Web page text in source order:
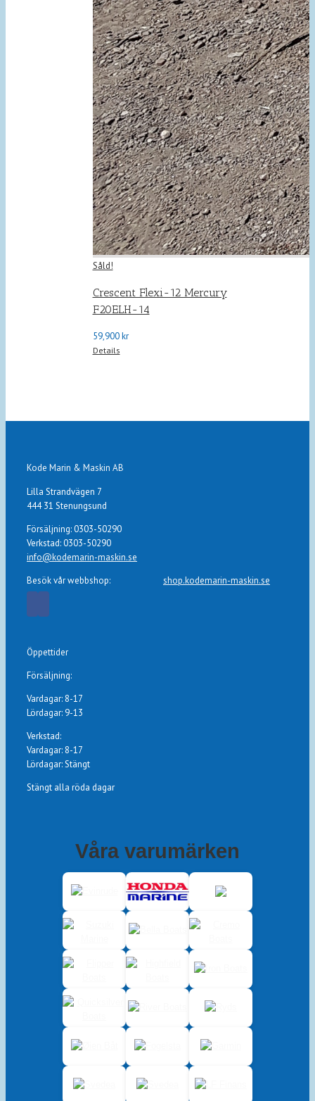
Såld!
Crescent Flexi-12 Mercury
F20ELH-14
59,900kr
Details
Kode Marin & Maskin AB
Lilla Strandvägen 7
444 31 Stenungsund
Försäljning: 0303-50290
Verkstad: 0303-50290
info@kodemarin-maskin.se
Besök vår webbshop: shop.kodemarin-maskin.se
Öppettider
Försäljning:
Vardagar: 8-17
Lördagar: 9-13
Verkstad:
Vardagar: 8-17
Lördagar: Stängt
Stängt alla röda dagar
Våra varumärken